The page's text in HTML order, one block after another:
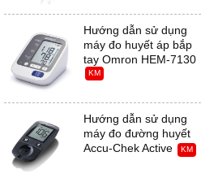
Hướng dẫn sử dụng
máy đo huyết áp bắp
tay Omron HEM-7130
KM
Hướng dẫn sử dụng
máy đo đường huyết
Accu-Chek Active
KM